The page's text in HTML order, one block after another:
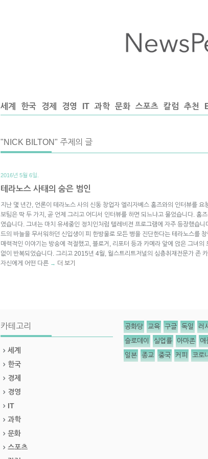
세계 한국 경제 경영 IT 과학 문화 스포츠 칼럼 추천
"NICK BILTON" 주제의 글
2016년 5월 6일.
테라노스 사태의 숨은 범인
지난 몇 년간, 언론이 테라노스 사의 신동 창업자 엘리자베스 홈즈와의 인터뷰를 요
보팀은 딱 두 가지, 곧 언제 그리고 어디서 인터뷰를 하면 되느냐고 물었습니다. 홈
였습니다. 그녀는 마치 유세중인 정치인처럼 텔레비젼 프로그램에 자주 등장했습니
드의 바늘을 무서워하던 신입생이 피 한방울로 모든 병을 진단한다는 테라노스를 창
매력적인 이야기는 방송에 적절했고, 블로거, 리포터 등과 카메라 앞에 앉은 그녀의
없이 반복되었습니다. 그리고 2015년 4월, 월스트리트저널의 심층취재전문가 존
자신에게 어떤 다른 → 더 보기
카테고리
세계
한국
경제
경영
IT
과학
문화
스포츠
공화당 교육 구글 독일 러
슬로데이 실업률 아마존 애
일본 종교 중국 커피 코로